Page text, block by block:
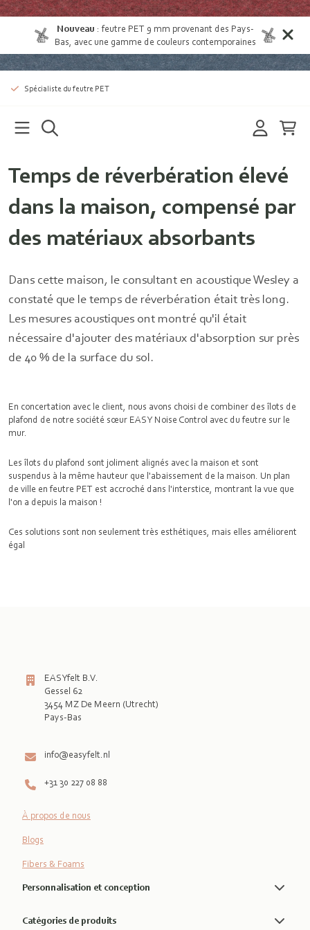
Nouveau :feutre PET 9 mm provenant des Pays-
Bas , avec une gamme de couleurs contemporaines
Spécialiste du feutre PET
Temps de réverbération élevé
dans la maison, compensé par
des matériaux absorbants
Dans cette maison, le consultant en acoustique Wesley a
constaté que le temps de réverbération était très long.
Les mesures acoustiques ont montré qu'il était
nécessaire d'ajouter des matériaux d'absorption sur près
de 40 % de la surface du sol.
En concertation avec le client, nous avons choisi de combiner des îlots de
plafond de notre société sœur EASY Noise Control avec du feutre sur le
mur.
Les îlots du plafond sont joliment alignés avec la maison et sont
suspendus à la même hauteur que l'abaissement de la maison. Un plan
de ville en feutre PET est accroché dans l'interstice, montrant la vue que
l'on a depuis la maison !
Ces solutions sont non seulement très esthétiques, mais elles améliorent
égal
EASYfelt B.V.
Gessel 62
3454 MZ De Meern (Utrecht)
Pays-Bas
info@easyfelt.nl
+31 30 227 08 88
À propos de nous
Blogs
Fibers & Foams
Personnalisation et conception
Catégories de produits